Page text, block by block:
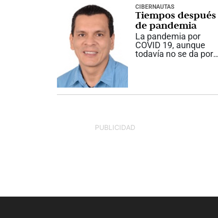
actores principales,
los estudiantes, han...
CIBERNAUTAS
Tiempos después
de pandemia
La pandemia por
COVID 19, aunque
todavía no se da por
indispensable pensar
PUBLICIDAD